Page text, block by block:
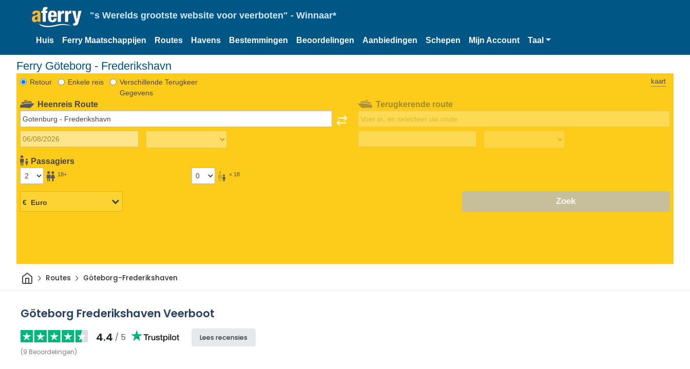
"s Werelds grootste website voor veerboten" - Winnaar*
Huis Ferry Maatschappijen Routes Havens Bestemmingen Beoordelingen Aanbiedingen Schepen Mijn Account Taal
Ferry Göteborg - Frederikshavn
Retour Enkele reis
Verschillende Terugkeer
Gegevens
kaart
Heenreis Route
Passagiers
18+ < 18
Terugkerende route
Zoek
ThuisRoutes Göteborg-Frederikshaven
Göteborg Frederikshaven Veerboot
4.4 / 5
(9 Beoordelingen)
Lees recensies